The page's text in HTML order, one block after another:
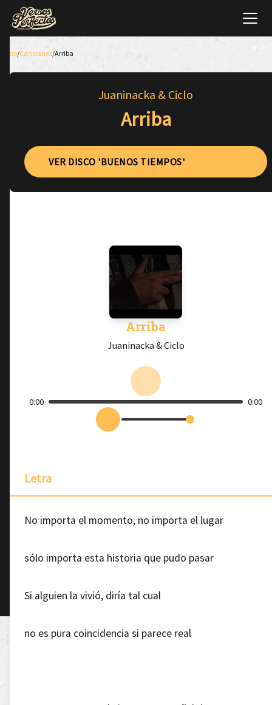
Inicio/Canciones/Arriba
Juaninacka & Ciclo
Arriba
VER DISCO 'BUENOS TIEMPOS'
Arriba
Juaninacka & Ciclo
0:00 0:00
Letra
No importa el momento, no importa el lugar
sólo importa esta historia que pudo pasar
Si alguien la vivió, diría tal cual
no es pura coincidencia si parece real